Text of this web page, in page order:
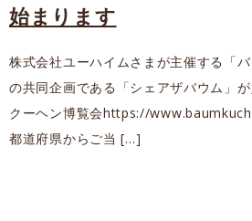
始まります
株式会社ユーハイムさまが主催する「
の共同企画である「シェアザバウム」
クーヘン博覧会https://
都道府県からご当 […]